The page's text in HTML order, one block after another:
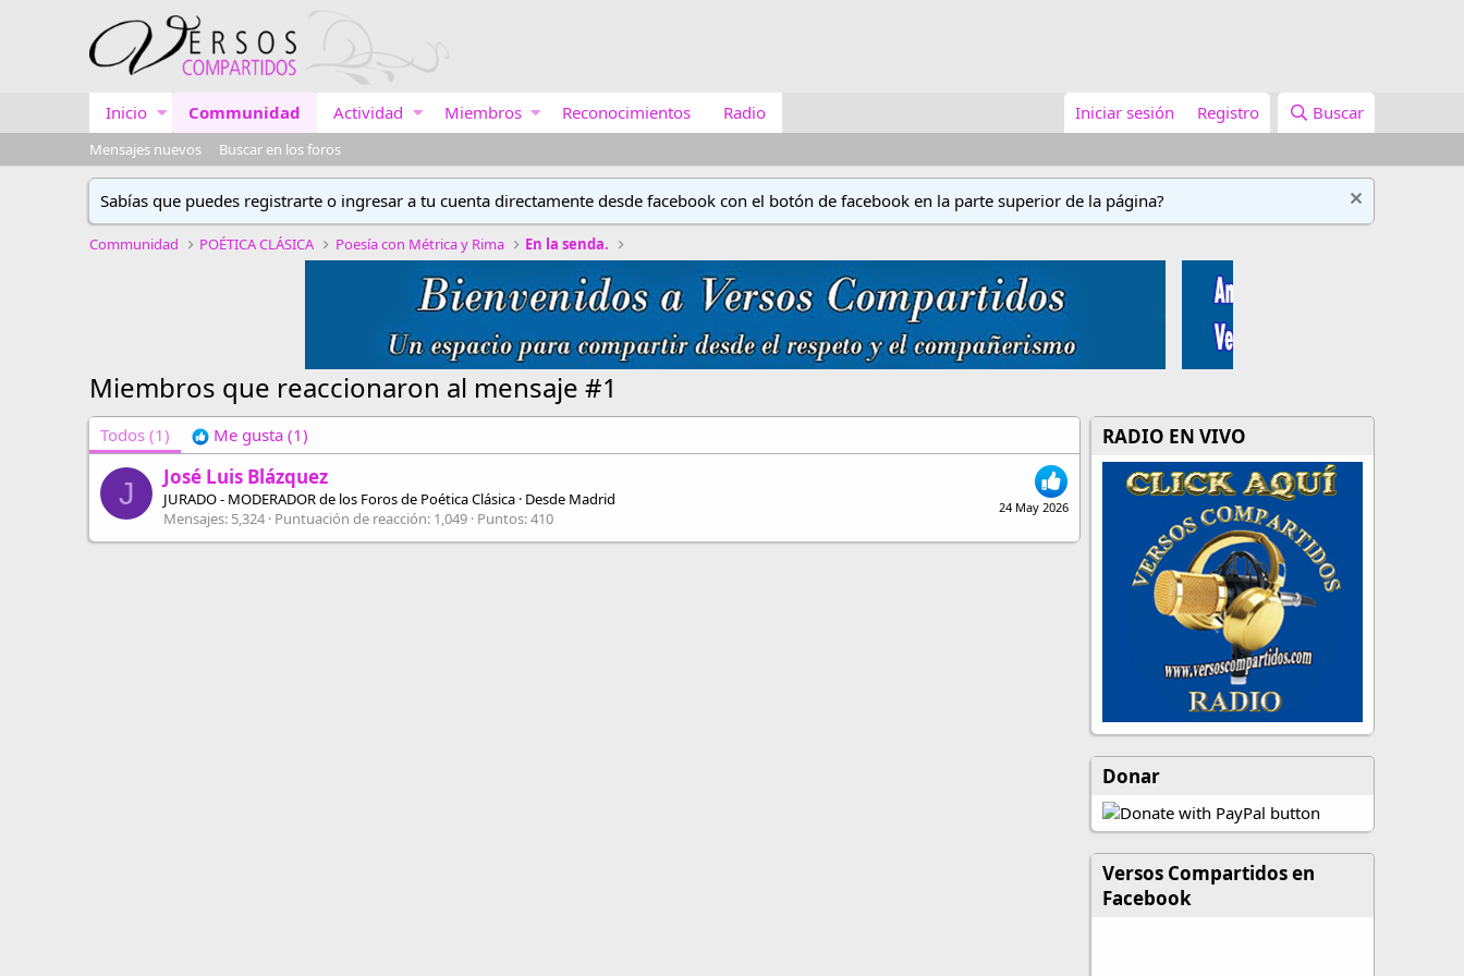
Inicio Communidad Actividad Miembros Reconocimientos Radio Iniciar sesión Registro Buscar
Mensajes nuevos Buscar en los foros
Sabías que puedes registrarte o ingresar a tu cuenta directamente desde facebook con el botón de facebook en la parte superior de la página?
Communidad POÉTICA CLÁSICA Poesía con Métrica y Rima En la senda.
Miembros que reaccionaron al mensaje #1
Todos (1) Me gusta (1)
J 24 May 2026
José Luis Blázquez
JURADO - MODERADOR de los Foros de Poética Clásica · Desde Madrid
Mensajes 5,324 Puntuación de reacción 1,049 Puntos 410
RADIO EN VIVO
Donar
Versos Compartidos en
Facebook